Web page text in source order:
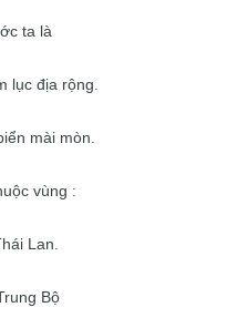
ta là
lục địa rộng.
mài mòn.
vùng :
Lan.
Bộ